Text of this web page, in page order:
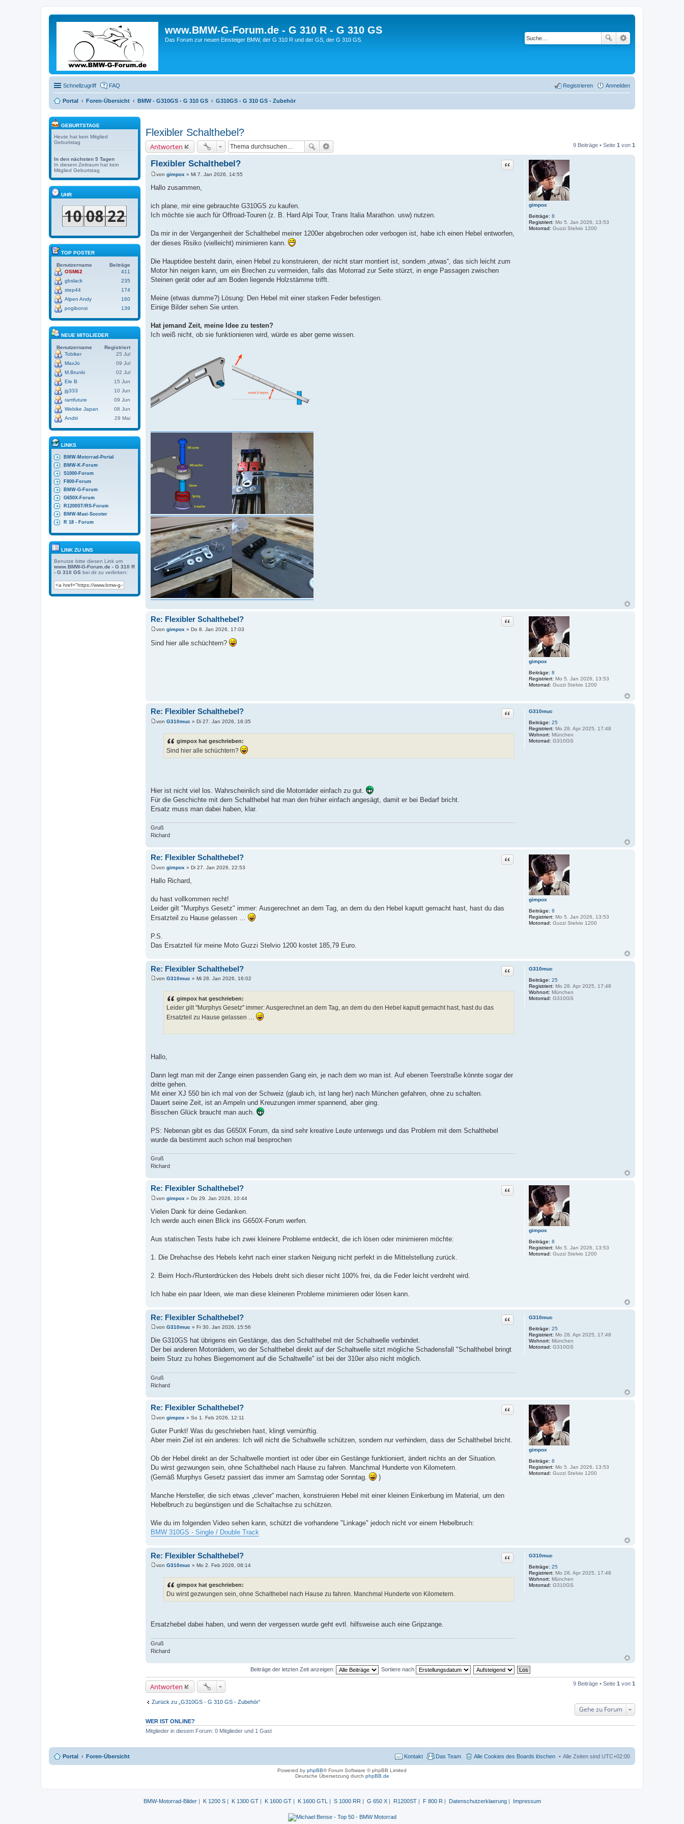
www.BMW-G-Forum.de - G 310 R - G 310 GS
Das Forum zur neuen Einsteiger BMW, der G 310 R und der GS, der G 310 GS.
Schnellzugriff FAQ Anmelden
Registrieren
Portal Foren-Übersicht BMW - G310GS - G 310 GS G310GS - G 310 GS - Zubehör
Flexibler Schalthebel?
Antworten 9 Beiträge • Seite 1 von 1
gimpox
Beiträge: 8
Registriert: Mo 5. Jan 2026, 13:53
Motorrad: Guzzi Stelvio 1200
Flexibler Schalthebel? Zitat
e
i
r
a
g
von gimpox » Mi 7. Jan 2026, 14:55
Hallo zusammen,
ich plane, mir eine gebrauchte G310GS zu kaufen.
Ich möchte sie auch für Offroad-Touren (z. B. Hard Alpi Tour, Trans Italia Marathon. usw) nutzen.
Da mir in der Vergangenheit der Schalthebel meiner 1200er abgebrochen oder verbogen ist, habe ich einen Hebel entworfen,
der dieses Risiko (vielleicht) minimieren kann.
Die Hauptidee besteht darin, einen Hebel zu konstruieren, der nicht starr montiert ist, sondern „etwas“, das sich leicht zum
Motor hin neigen kann, um ein Brechen zu vermeiden, falls das Motorrad zur Seite stürzt, in enge Passagen zwischen
Steinen gerät oder auf am Boden liegende Holzstämme trifft.
Meine (etwas dumme?) Lösung: Den Hebel mit einer starken Feder befestigen.
Einige Bilder sehen Sie unten.
Hat jemand Zeit, meine Idee zu testen?
Ich weiß nicht, ob sie funktionieren wird, würde es aber gerne wissen.
gimpox
Beiträge: 8
Registriert: Mo 5. Jan 2026, 13:53
Motorrad: Guzzi Stelvio 1200
Re: Flexibler Schalthebel? Zitat
von gimpox » Do 8. Jan 2026, 17:03
Sind hier alle schüchtern?
G310muc
Beiträge: 25
Registriert: Mo 28. Apr 2025, 17:48
Wohnort: München
Motorrad: G310GS
Re: Flexibler Schalthebel? Zitat
von G310muc » Di 27. Jan 2026, 16:35
gimpox hat geschrieben:
Sind hier alle schüchtern?
Hier ist nicht viel los. Wahrscheinlich sind die Motorräder einfach zu gut.
Für die Geschichte mit dem Schalthebel hat man den früher einfach angesägt, damit er bei Bedarf bricht.
Ersatz muss man dabei haben, klar.
Gruß
Richard
gimpox
Beiträge: 8
Registriert: Mo 5. Jan 2026, 13:53
Motorrad: Guzzi Stelvio 1200
Re: Flexibler Schalthebel? Zitat
e
i
a
g
von gimpox » Di 27. Jan 2026, 22:53
Hallo Richard,
du hast vollkommen recht!
Leider gilt "Murphys Gesetz" immer: Ausgerechnet an dem Tag, an dem du den Hebel kaputt gemacht hast, hast du das
Ersatzteil zu Hause gelassen …
P.S.
Das Ersatzteil für meine Moto Guzzi Stelvio 1200 kostet 185,79 Euro.
G310muc
Beiträge: 25
Registriert: Mo 28. Apr 2025, 17:48
Wohnort: München
Motorrad: G310GS
Re: Flexibler Schalthebel? Zitat
von G310muc » Mi 28. Jan 2026, 16:02
gimpox hat geschrieben:
Leider gilt "Murphys Gesetz" immer: Ausgerechnet an dem Tag, an dem du den Hebel kaputt gemacht hast, hast du das
Ersatzteil zu Hause gelassen …
Hallo,
Dann legt man mit der Zange einen passenden Gang ein, je nach dem wo man ist. Auf ebenen Teerstraße könnte sogar der
dritte gehen.
Mit einer XJ 550 bin ich mal von der Schweiz (glaub ich, ist lang her) nach München gefahren, ohne zu schalten.
Dauert seine Zeit, ist an Ampeln und Kreuzungen immer spannend, aber ging.
Bisschen Glück braucht man auch.
PS: Nebenan gibt es das G650X Forum, da sind sehr kreative Leute unterwegs und das Problem mit dem Schalthebel
wurde da bestimmt auch schon mal besprochen
Gruß
Richard
gimpox
Beiträge: 8
Registriert: Mo 5. Jan 2026, 13:53
Motorrad: Guzzi Stelvio 1200
Re: Flexibler Schalthebel? Zitat
t
g
von gimpox » Do 29. Jan 2026, 10:44
Vielen Dank für deine Gedanken.
Ich werde auch einen Blick ins G650X-Forum werfen.
Aus statischen Tests habe ich zwei kleinere Probleme entdeckt, die ich lösen oder minimieren möchte:
1. Die Drehachse des Hebels kehrt nach einer starken Neigung nicht perfekt in die Mittelstellung zurück.
2. Beim Hoch-/Runterdrücken des Hebels dreht sich dieser nicht 100% frei, da die Feder leicht verdreht wird.
Ich habe ein paar Ideen, wie man diese kleineren Probleme minimieren oder lösen kann.
G310muc
Beiträge: 25
Registriert: Mo 28. Apr 2025, 17:48
Wohnort: München
Motorrad: G310GS
Re: Flexibler Schalthebel? Zitat
e
t
r
a
von G310muc » Fr 30. Jan 2026, 15:56
Die G310GS hat übrigens ein Gestänge, das den Schalthebel mit der Schaltwelle verbindet.
Der bei anderen Motorrädern, wo der Schalthebel direkt auf der Schaltwelle sitzt mögliche Schadensfall "Schalthebel bringt
beim Sturz zu hohes Biegemoment auf die Schaltwelle" ist bei der 310er also nicht möglich.
Gruß
Richard
gimpox
Beiträge: 8
Registriert: Mo 5. Jan 2026, 13:53
Motorrad: Guzzi Stelvio 1200
Re: Flexibler Schalthebel? Zitat
i
t
g
von gimpox » So 1. Feb 2026, 12:11
Guter Punkt! Was du geschrieben hast, klingt vernünftig.
Aber mein Ziel ist ein anderes: Ich will nicht die Schaltwelle schützen, sondern nur verhindern, dass der Schalthebel bricht.
Ob der Hebel direkt an der Schaltwelle montiert ist oder über ein Gestänge funktioniert, ändert nichts an der Situation.
Du wirst gezwungen sein, ohne Schalthebel nach Hause zu fahren. Manchmal Hunderte von Kilometern.
(Gemäß Murphys Gesetz passiert das immer am Samstag oder Sonntag.
)
Manche Hersteller, die sich etwas „clever“ machen, konstruieren Hebel mit einer kleinen Einkerbung im Material, um den
Hebelbruch zu begünstigen und die Schaltachse zu schützen.
Wie du im folgenden Video sehen kann, schützt die vorhandene "Linkage" jedoch nicht vor einem Hebelbruch:
BMW 310GS - Single / Double Track
G310muc
Beiträge: 25
Registriert: Mo 28. Apr 2025, 17:48
Wohnort: München
Motorrad: G310GS
Re: Flexibler Schalthebel? Zitat
von G310muc » Mo 2. Feb 2026, 08:14
gimpox hat geschrieben:
Du wirst gezwungen sein, ohne Schalthebel nach Hause zu fahren. Manchmal Hunderte von Kilometern.
Ersatzhebel dabei haben, und wenn der vergessen wurde geht evtl. hilfsweise auch eine Gripzange.
Gruß
Richard
Beiträge der letzten Zeit anzeigen: Sortiere nach
Antworten 9 Beiträge • Seite 1 von 1
Zurück zu „G310GS - G 310 GS - Zubehör“
Gehe zu Forum
WER IST ONLINE?
Mitglieder in diesem Forum: 0 Mitglieder und 1 Gast
GEBURTSTAGE
Heute hat kein Mitglied
Geburtstag
In den nächsten 5 Tagen
In diesem Zeitraum hat kein
Mitglied Geburtstag
UHR
TOP POSTER
Benutzername
Beiträge
OSM62
411
gbslack
235
step44
174
Alpen Andy
160
pogibonsi
139
NEUE MITGLIEDER
Benutzername
Registriert
Tobiker
25 Jul
MaxJo
09 Jul
M.Brunki
02 Jul
Ele B
15 Jun
jg333
10 Jun
ramfuture
09 Jun
Webike Japan
08 Jun
Andiri
29 Mai
LINKS
BMW-Motorrad-Portal
BMW-K-Forum
S1000-Forum
F800-Forum
BMW-G-Forum
G650X-Forum
R1200ST/RS-Forum
BMW-Maxi-Scooter
R 18 - Forum
LINK ZU UNS
Benutze bitte diesen Link um
www.BMW-G-Forum.de - G 310 R
- G 310 GS bei dir zu verlinken:
Portal Foren-Übersicht Alle Zeiten sind UTC+02:00
Alle Cookies des Boards löschen
Das Team
Kontakt
Powered by phpBB® Forum Software © phpBB Limited
Deutsche Übersetzung durch phpBB.de
BMW-Motorrad-Bilder| K 1200 S| K 1300 GT| K 1600 GT| K 1600 GTL S 1000 RR G 650 X| R1200ST| F 800 R Datenschutzerklaerung| Impressum